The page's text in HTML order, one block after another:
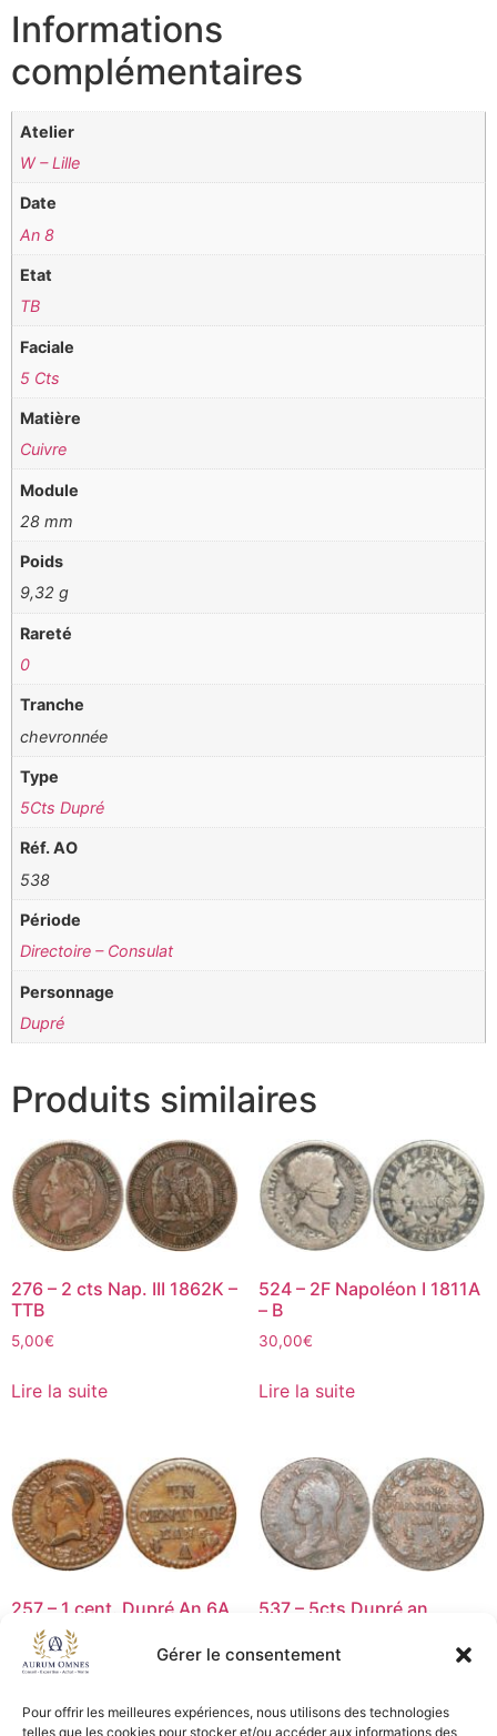
Gérer le consentement
Pour offrir les meilleures expériences, nous utilisons des technologies
telles que les cookies pour stocker et/ou accéder aux informations des
Informations
complémentaires
Atelier
W – Lille
Date
An 8
Etat
TB
Faciale
5 Cts
Matière
Cuivre
Module
28 mm
Poids
9,32 g
Rareté
0
Tranche
chevronnée
Type
5Cts Dupré
Réf. AO
538
Période
Directoire – Consulat
Personnage
Dupré
Produits similaires
276 – 2 cts Nap. III 1862K –
TTB
5,00€
Lire la suite
524 – 2F Napoléon I 1811A
– B
30,00€
Lire la suite
257 – 1 cent. Dupré An 6A
pt 6 53/50 – TB+
25,00€
Ajouter au panier
537 – 5cts Dupré an
119,00€
Ajouter au panier